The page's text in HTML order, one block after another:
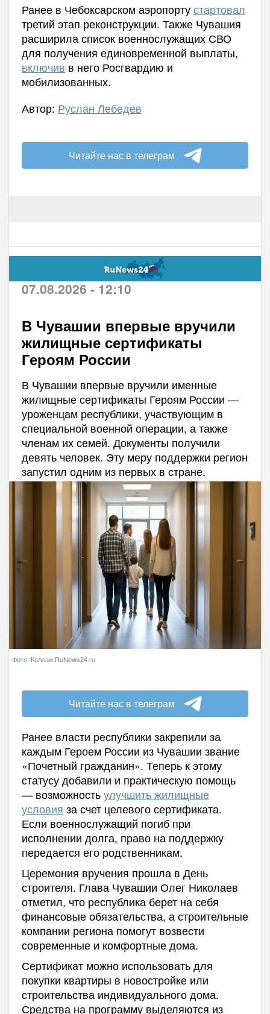
Ранее в Чебоксарском аэропортустартовал
третий этап реконструкции. Также Чувашия
расширила список военнослужащих СВО
для получения единовременной выплаты,
включив в него Росгвардию и
мобилизованных.
Автор: Руслан Лебедев
Читайте нас в телеграм
07.08.2026 - 12:10
В Чувашии впервые вручили
жилищные сертификаты
Героям России
В Чувашии впервые вручили именные
жилищные сертификаты Героям России —
уроженцам республики, участвующим в
специальной военной операции, а также
членам их семей. Документы получили
девять человек. Эту меру поддержки регион
запустил одним из первых в стране.
Фото: Коллаж RuNews24.ru
Читайте нас в телеграм
Ранее власти республики закрепили за
каждым Героем России из Чувашии звание
«Почетный гражданин». Теперь к этому
статусу добавили и практическую помощь
— возможностьулучшить жилищные
условия за счет целевого сертификата.
Если военнослужащий погиб при
исполнении долга, право на поддержку
передается его родственникам.
Церемония вручения прошла в День
строителя. Глава Чувашии Олег Николаев
отметил, что республика берет на себя
финансовые обязательства, а строительные
компании региона помогут возвести
современные и комфортные дома.
Сертификат можно использовать для
покупки квартиры в новостройке или
строительства индивидуального дома.
Средства на программу выделяются из